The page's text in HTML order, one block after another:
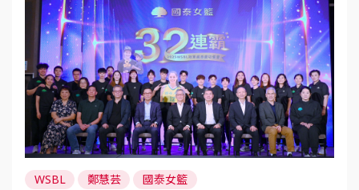
WSBL 鄭慧芸 國泰女籃